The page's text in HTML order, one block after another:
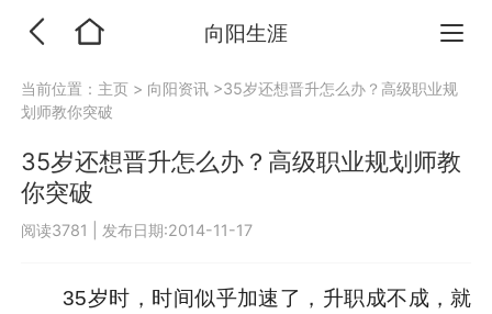
向阳生涯
当前位置： 主页 > 向阳资讯 >35岁还想晋升怎么办？高级职业规
划师教你突破
35岁还想晋升怎么办？高级职业规划师教
你突破
阅读3781 发布日期:2014-11-17
35岁时，时间似乎加速了，升职成不成，就